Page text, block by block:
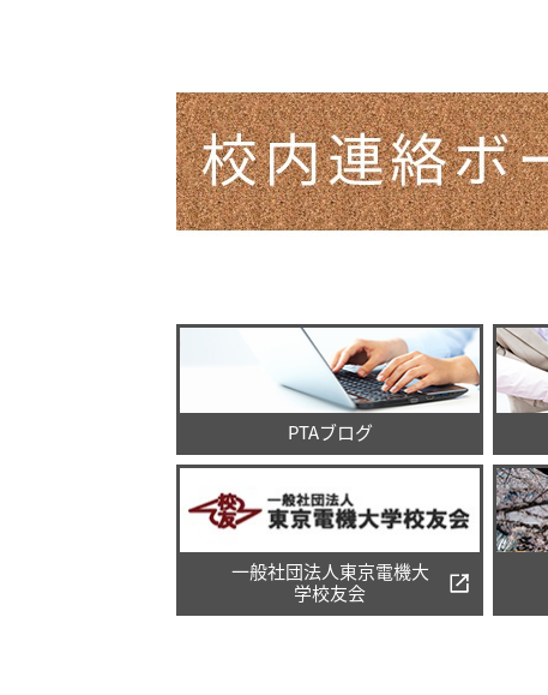
PTAブログ
一般社団法人東京電機大
学校友会